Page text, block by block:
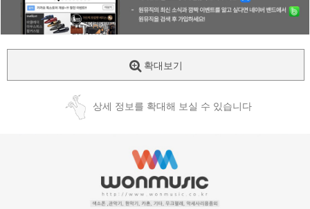
확대보기
상세 정보를 확대해 보실 수 있습니다